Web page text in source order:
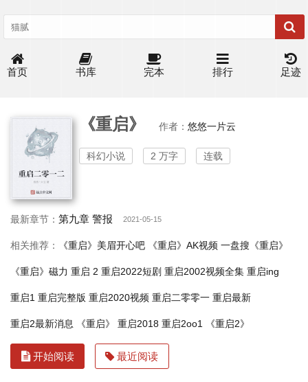
首页 书库 完本 排行 足迹
《重启》 作者： 悠悠一片云
科幻小说 2 万字 连载
最新章节： 第九章 警报 2021-05-15
相关推荐： 《重启》美眉开心吧 《重启》AK视频 一盘搜《重启》
《重启》磁力 重启 2 重启2022短剧 重启2002视频全集 重启ing
重启1 重启完整版 重启2020视频 重启二零零一 重启最新
重启2最新消息 《重启》 重启2018 重启2oo1 《重启2》
开始阅读 最近阅读